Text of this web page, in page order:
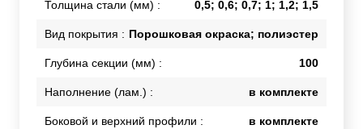
Толщина стали (мм) : 0,5; 0,6; 0,7; 1; 1,2; 1,5
Вид покрытия : Порошковая окраска; полиэстер
Глубина секции (мм) : 100
Наполнение (лам.) : в комплекте
Боковой и верхний профили : в комплекте